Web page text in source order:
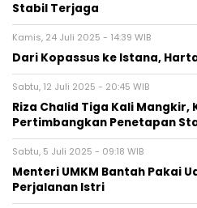
Stabil Terjaga
Kamis, 24 Juli 2025 - 14:39 WIB
Dari Kopassus ke Istana,
Sabtu, 12 Juli 2025 - 20:45 WIB
Riza Chalid Tiga Kali Mangkir,
Pertimbangkan Penetapan
Sabtu, 5 Juli 2025 - 09:18 WIB
Menteri UMKM Bantah Pakai
Perjalanan Istri